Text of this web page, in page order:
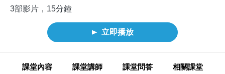
3部影片，15分鐘
立即播放
課堂內容 課堂講師 課堂問答 相關課堂